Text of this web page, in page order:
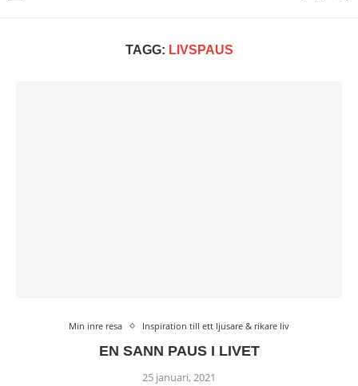
TAGG: LIVSPAUS
Min inre resa Inspiration till ett ljusare & rikare liv
EN SANN PAUS I LIVET
25 januari, 2021